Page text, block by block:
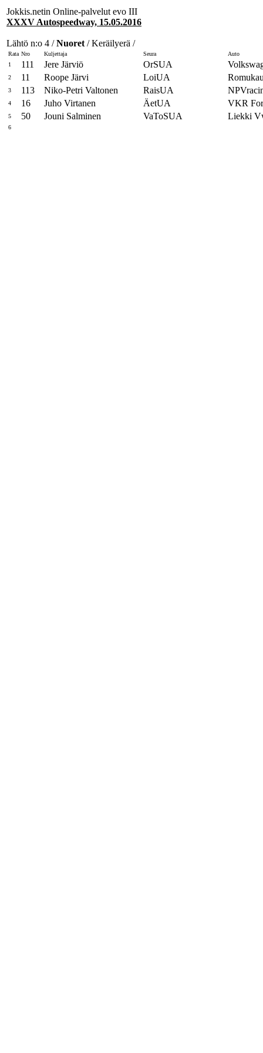
Jokkis.netin Online-palvelut evo III
XXXV Autospeedway, 15.05.2016
Lähtö n:o 4 /Nuoret / Keräilyerä /
Rata Nro Kuljettaja Seura
Auto
1
111 Jere Järviö OrSUA
2 11 Roope Järvi LoiUA
3 113 Niko-Petri Valtonen RaisUA
4 16 Juho Virtanen ÄetUA VKR
5 50 Jouni Salminen VaToSUA Liekki
6